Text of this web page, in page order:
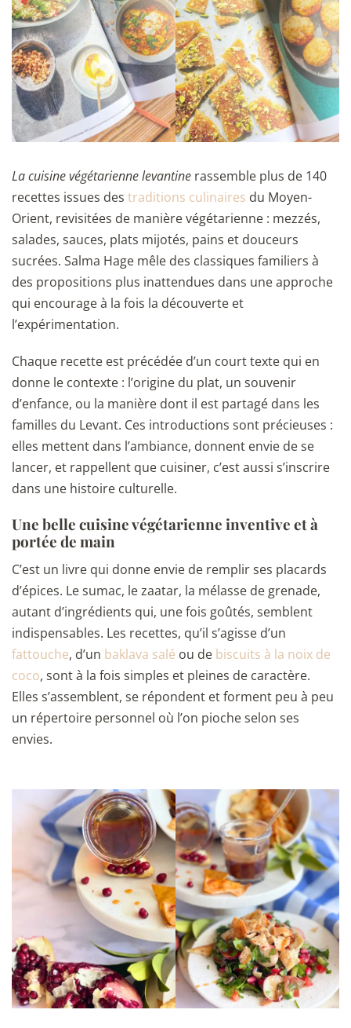
La cuisine végétarienne levantine rassemble plus de 140
recettes issues des traditions culinaires du Moyen-
Orient, revisitées de manière végétarienne : mezzés,
salades, sauces, plats mijotés, pains et douceurs
sucrées. Salma Hage mêle des classiques familiers à
des propositions plus inattendues dans une approche
qui encourage à la fois la découverte et
l’expérimentation.
Chaque recette est précédée d’un court texte qui en
donne le contexte : l’origine du plat, un souvenir
d’enfance, ou la manière dont il est partagé dans les
familles du Levant. Ces introductions sont précieuses :
elles mettent dans l’ambiance, donnent envie de se
lancer, et rappellent que cuisiner, c’est aussi s’inscrire
dans une histoire culturelle.
Une belle cuisine végétarienne inventive et à
portée de main
C’est un livre qui donne envie de remplir ses placards
d’épices. Le sumac, le zaatar, la mélasse de grenade,
autant d’ingrédients qui, une fois goûtés, semblent
indispensables. Les recettes, qu’il s’agisse d’un
fattouche, d’un baklava salé ou de biscuits à la noix de
coco, sont à la fois simples et pleines de caractère.
Elles s’assemblent, se répondent et forment peu à peu
un répertoire personnel où l’on pioche selon ses
envies.